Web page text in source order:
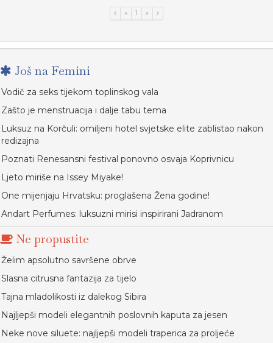
« 1 »
Još na Femini
Vodič za seks tijekom toplinskog vala
Zašto je menstruacija i dalje tabu tema
Luksuz na Korčuli: omiljeni hotel svjetske elite zablistao nakon
redizajna
Poznati Renesansni festival ponovno osvaja Koprivnicu
Ljeto miriše na Issey Miyake!
One mijenjaju Hrvatsku: proglašena Žena godine!
Andart Perfumes: luksuzni mirisi inspirirani Jadranom
Ne propustite
Želim apsolutno savršene obrve
Slasna citrusna fantazija za tijelo
Tajna mladolikosti iz dalekog Sibira
Najljepši modeli elegantnih poslovnih kaputa za jesen
Neke nove siluete: najljepši modeli traperica za proljeće